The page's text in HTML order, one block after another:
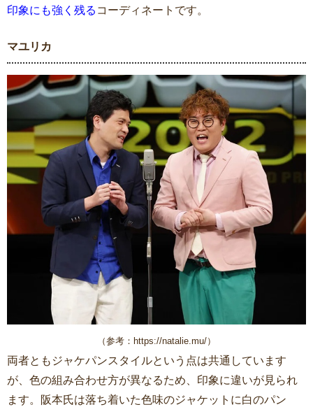
印象にも強く残る コーディネートです。
マユリカ
（参考：https://natalie.mu/）
両者ともジャケパンスタイルという点は共通しています
が、色の組み合わせ方が異なるため、印象に違いが見られ
ます。阪本氏は落ち着いた色味のジャケットに白のパン